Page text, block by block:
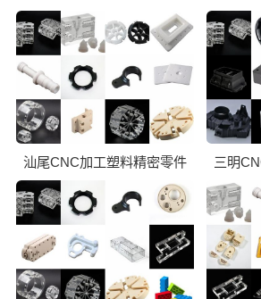
汕尾CNC加工塑料精密零件 三明